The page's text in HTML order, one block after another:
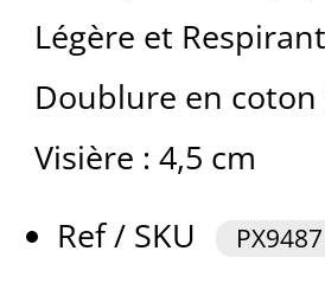
Légère et
Doublure en
Visière : 4,5 cm
Ref / SKU
PX9487